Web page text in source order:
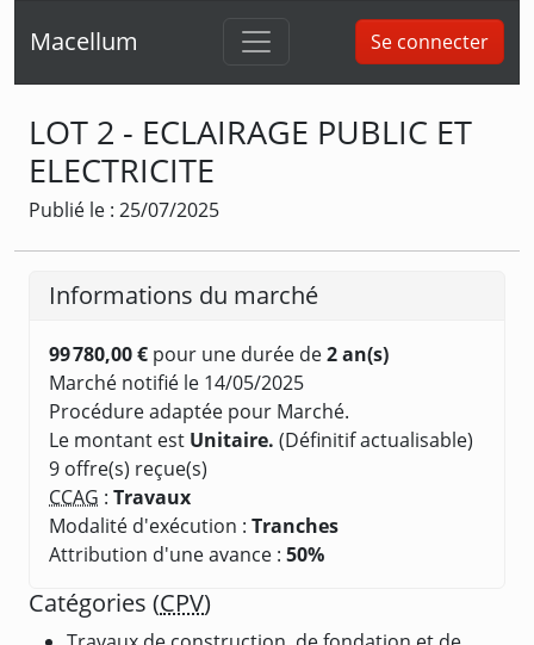
Macellum Se connecter
LOT 2 - ECLAIRAGE PUBLIC ET
ELECTRICITE
Publié le : 25/07/2025
Informations du marché
99 780,00 € pour une durée de2 an(s)
Marché notifié le 14/05/2025
Procédure adaptée pour Marché.
Le montant est Unitaire. (Définitif actualisable)
9 offre(s) reçue(s)
CCAG : Travaux
Modalité d'exécution : Tranches
Attribution d'une avance : 50%
Catégories (CPV)